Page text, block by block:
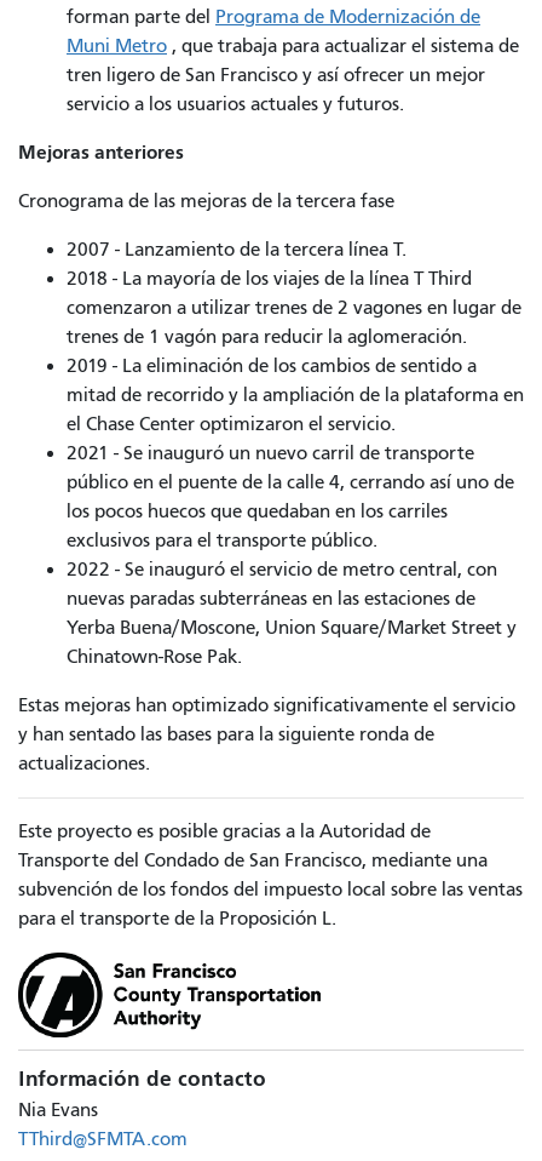
forman parte del Programa de Modernización de
Muni Metro , que trabaja para actualizar el sistema de
tren ligero de San Francisco y así ofrecer un mejor
servicio a los usuarios actuales y futuros.
Mejoras anteriores
Cronograma de las mejoras de la tercera fase
2007 - Lanzamiento de la tercera línea T.
2018 - La mayoría de los viajes de la línea T Third
comenzaron a utilizar trenes de 2 vagones en lugar de
trenes de 1 vagón para reducir la aglomeración.
2019 - La eliminación de los cambios de sentido a
mitad de recorrido y la ampliación de la plataforma en
el Chase Center optimizaron el servicio.
2021 - Se inauguró un nuevo carril de transporte
público en el puente de la calle 4, cerrando así uno de
los pocos huecos que quedaban en los carriles
exclusivos para el transporte público.
2022 - Se inauguró el servicio de metro central, con
nuevas paradas subterráneas en las estaciones de
Yerba Buena/Moscone, Union Square/Market Street y
Chinatown-Rose Pak.
Estas mejoras han optimizado significativamente el servicio
y han sentado las bases para la siguiente ronda de
actualizaciones.
Este proyecto es posible gracias a la Autoridad de
Transporte del Condado de San Francisco, mediante una
subvención de los fondos del impuesto local sobre las ventas
para el transporte de la Proposición L.
Información de contacto
Nia Evans
TThird@SFMTA.com